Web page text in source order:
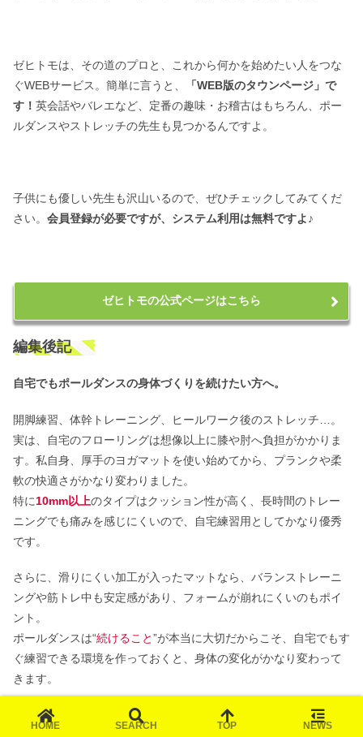
ゼヒトモは、その道のプロと、これから何かを始めたい人をつな
ぐWEBサービス。簡単に言うと、
「WEB版のタウンページ」で
す！ 英会話やバレエなど、定番の趣味・お稽古はもちろん、ポー
ルダンスやストレッチの先生も見つかるんですよ。
子供にも優しい先生も沢山いるので、ぜひチェックしてみてくだ
さい。 会員登録が必要ですが、システム利用は無料ですよ♪
ゼヒトモの公式ページはこちら
編集後記
自宅でもポールダンスの身体づくりを続けたい方へ。
開脚練習、体幹トレーニング、ヒールワーク後のストレッチ…。
実は、自宅のフローリングは想像以上に膝や肘へ負担がかかりま
す。私自身、厚手のヨガマットを使い始めてから、プランクや柔
軟の快適さがかなり変わりました。
特に10mm以上のタイプはクッション性が高く、長時間のトレー
ニングでも痛みを感じにくいので、自宅練習用としてかなり優秀
です。
さらに、滑りにくい加工が入ったマットなら、バランストレーニ
ングや筋トレ中も安定感があり、フォームが崩れにくいのもポイ
ント。
ポールダンスは“続けること”が本当に大切だからこそ、自宅でもす
ぐ練習できる環境を作っておくと、身体の変化がかなり変わって
きます。
丸めればコンパクトに収納できるので、一人暮らしのお部屋でも